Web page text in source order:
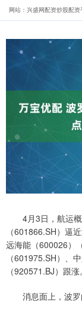
网站：兴盛网配资炒股配资
4月3日，航运概
（601866.SH）逼
远海能（600026）
（601975.SH）、
（920571.BJ）跟涨。
消息面上，波罗